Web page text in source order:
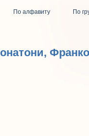
По алфавиту
По
Франко